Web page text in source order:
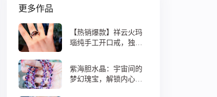
更多作品
【热销爆款】祥云火玛
瑙纯手工开口戒，独特
灵性的完美结合！
紫海胆水晶：宇宙间的
梦幻瑰宝，解锁内心宁